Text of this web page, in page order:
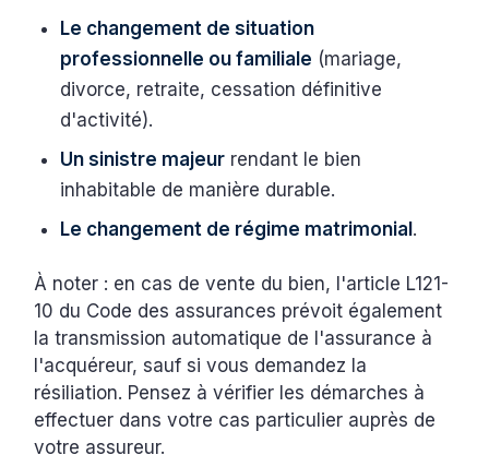
Le changement de situation
professionnelle ou familiale (mariage,
divorce, retraite, cessation définitive
d'activité).
Un sinistre majeur rendant le bien
inhabitable de manière durable.
Le changement de régime matrimonial.
À noter : en cas de vente du bien, l'article L121-
10 du Code des assurances prévoit également
la transmission automatique de l'assurance à
l'acquéreur, sauf si vous demandez la
résiliation. Pensez à vérifier les démarches à
effectuer dans votre cas particulier auprès de
votre assureur.